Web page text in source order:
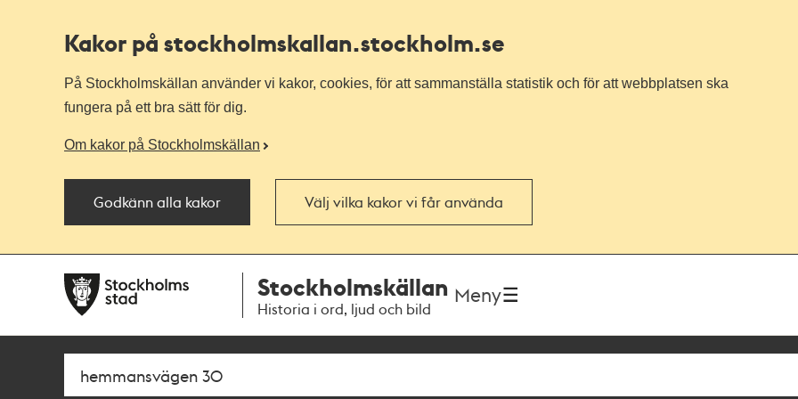
Kakor på stockholmskallan.stockholm.se
På Stockholmskällan använder vi kakor, cookies, för att sammanställa statistik och för att webbplatsen ska
fungera på ett bra sätt för dig.
Om kakor på Stockholmskällan
Godkänn alla kakor Välj vilka kakor vi får använda
navigationen
huvudinnehållet
Stockholmskällan
Historia i ord, ljud och bild
Meny
Sök